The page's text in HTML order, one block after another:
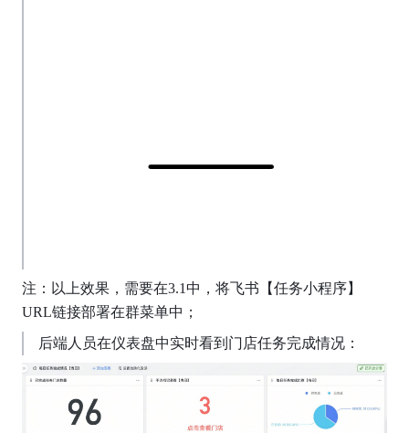
注：以上效果，需要在3.1中，将飞书【任务小程序】
URL链接部署在群菜单中；
后端人员在仪表盘中实时看到门店任务完成情况：